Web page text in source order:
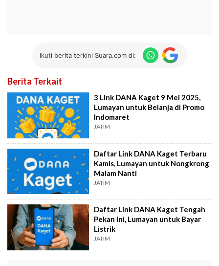
Ikuti berita terkini Suara.com di:
Berita Terkait
3 Link DANA Kaget 9 Mei 2025,
Lumayan untuk Belanja di Promo
Indomaret
JATIM
Daftar Link DANA Kaget Terbaru
Kamis, Lumayan untuk Nongkrong
Malam Nanti
JATIM
Daftar Link DANA Kaget Tengah
Pekan Ini, Lumayan untuk Bayar
Listrik
JATIM